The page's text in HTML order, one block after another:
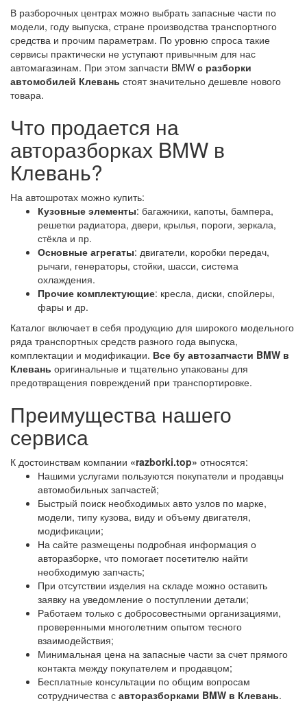
В разборочных центрах можно выбрать запасные части по
модели, году выпуска, стране производства транспортного
средства и прочим параметрам. По уровню спроса такие
сервисы практически не уступают привычным для нас
автомагазинам. При этом запчасти BMW с разборки
автомобилей Клевань стоят значительно дешевле нового
товара.
Что продается на
авторазборках BMW в
Клевань?
На автошротах можно купить:
Кузовные элементы: багажники, капоты, бампера,
решетки радиатора, двери, крылья, пороги, зеркала,
стёкла и пр.
Основные агрегаты: двигатели, коробки передач,
рычаги, генераторы, стойки, шасси, система
охлаждения.
Прочие комплектующие: кресла, диски, спойлеры,
фары и др.
Каталог включает в себя продукцию для широкого модельного
ряда транспортных средств разного года выпуска,
комплектации и модификации. Все бу автозапчасти BMW в
Клевань оригинальные и тщательно упакованы для
предотвращения повреждений при транспортировке.
Преимущества нашего
сервиса
К достоинствам компании «razborki.top» относятся:
Нашими услугами пользуются покупатели и продавцы
автомобильных запчастей;
Быстрый поиск необходимых авто узлов по марке,
модели, типу кузова, виду и объему двигателя,
модификации;
На сайте размещены подробная информация о
авторазборке, что помогает посетителю найти
необходимую запчасть;
При отсутствии изделия на складе можно оставить
заявку на уведомление о поступлении детали;
Работаем только с добросовестными организациями,
проверенными многолетним опытом тесного
взаимодействия;
Минимальная цена на запасные части за счет прямого
контакта между покупателем и продавцом;
Бесплатные консультации по общим вопросам
сотрудничества с авторазборками BMW в Клевань.